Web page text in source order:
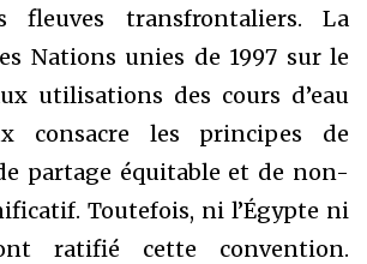
fleuves transfrontaliers. La
Nations unies de 1997 sur le
utilisations des cours d’eau
consacre les principes de
partage équitable et de non-
Toutefois, ni l’Égypte ni
ratifié cette convention.